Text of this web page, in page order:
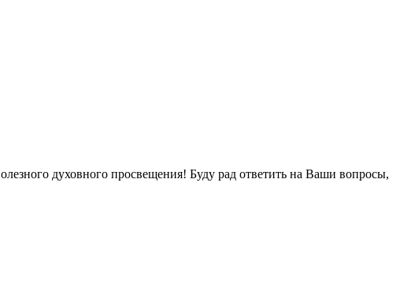
духовного просвещения! Буду рад ответить на Ваши вопросы,